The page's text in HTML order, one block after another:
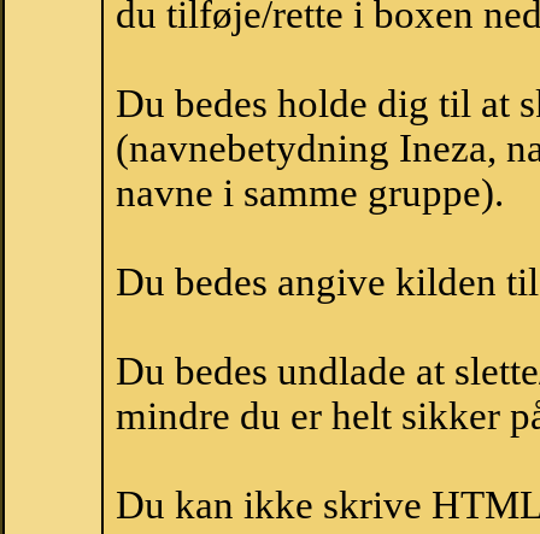
du tilføje/rette i boxen
Du bedes holde dig til at
(navnebetydning Ineza,
navne i samme gruppe).
Du bedes angive kilden
Du bedes undlade at
mindre du er helt sikker
Du kan ikke skrive